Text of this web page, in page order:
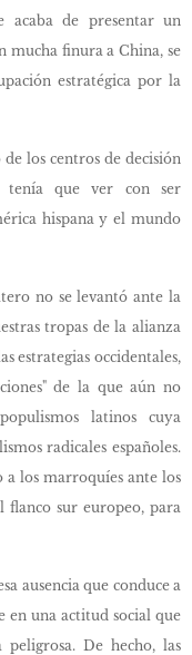
acaba de presentar un
mucha finura a China, se
estratégica por la
los centros de decisión
tenía que ver con ser
hispana y el mundo
no se levantó ante la
tropas de la alianza
estrategias occidentales,
de la que aún no
latinos cuya
radicales españoles.
a los marroquíes ante los
flanco sur europeo, para
ausencia que conduce a
en una actitud social que
De hecho, las